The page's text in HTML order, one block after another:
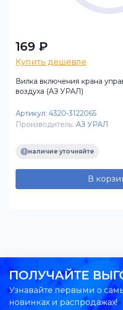
169 ₽
Купить дешевле
Вилка включения крана
воздуха (АЗ УРАЛ)
Артикул: 4320-3122065
Производитель: АЗ УРАЛ
наличие уточняйте
В
ПОЛУЧАЙТЕ
Узнавайте первыми о
новинках и распродажах!